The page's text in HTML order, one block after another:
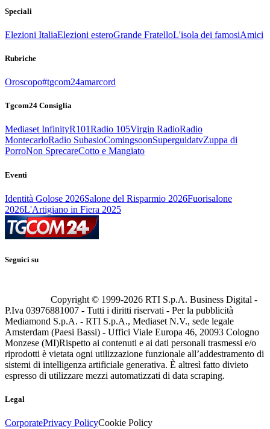
Speciali
Elezioni ItaliaElezioni esteroGrande FratelloL'isola dei famosiAmici
Rubriche
Oroscopo#tgcom24amarcord
Tgcom24 Consiglia
Mediaset InfinityR101Radio 105Virgin RadioRadio
MontecarloRadio SubasioComingsoonSuperguidatvZuppa di
PorroNon SprecareCotto e Mangiato
Eventi
Identità Golose 2026Salone del Risparmio 2026Fuorisalone
2026L'Artigiano in Fiera 2025
Seguici su
Copyright © 1999-2026 RTI S.p.A. Business Digital -
P.Iva 03976881007 - Tutti i diritti riservati - Per la pubblicità
Mediamond S.p.A. - RTI S.p.A., Mediaset N.V., sede legale
Amsterdam (Paesi Bassi) - Uffici Viale Europa 46, 20093 Cologno
Monzese (MI)Rispetto ai contenuti e ai dati personali trasmessi e/o
riprodotti è vietata ogni utilizzazione funzionale all’addestramento di
sistemi di intelligenza artificiale generativa. È altresì fatto divieto
espresso di utilizzare mezzi automatizzati di data scraping.
Legal
CorporatePrivacy PolicyCookie Policy